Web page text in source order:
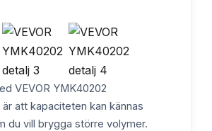
VEVOR YMK40202
att kapaciteten kan kännas
du vill brygga större volymer.